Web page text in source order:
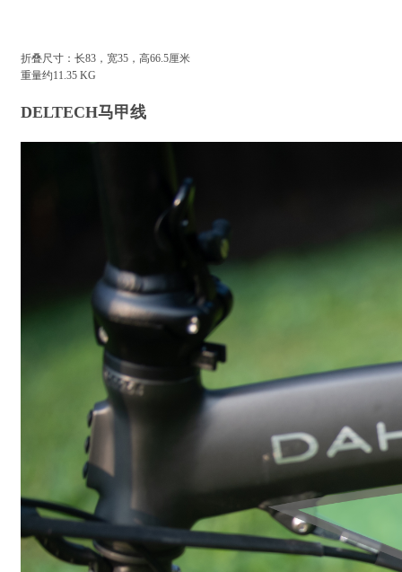
折叠尺寸：长83，宽35，高66.5厘米
重量约11.35 KG
DELTECH马甲线